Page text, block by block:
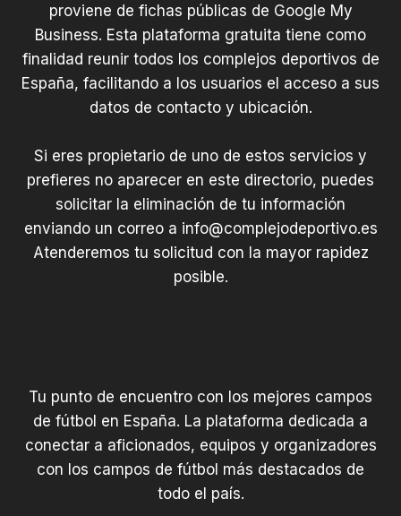
proviene de fichas públicas de Google My
Business. Esta plataforma gratuita tiene como
finalidad reunir todos los complejos deportivos de
España, facilitando a los usuarios el acceso a sus
datos de contacto y ubicación.
Si eres propietario de uno de estos servicios y
prefieres no aparecer en este directorio, puedes
solicitar la eliminación de tu información
enviando un correo a info@complejodeportivo.es
Atenderemos tu solicitud con la mayor rapidez
posible.
Tu punto de encuentro con los mejores campos
de fútbol en España. La plataforma dedicada a
conectar a aficionados, equipos y organizadores
con los campos de fútbol más destacados de
todo el país.